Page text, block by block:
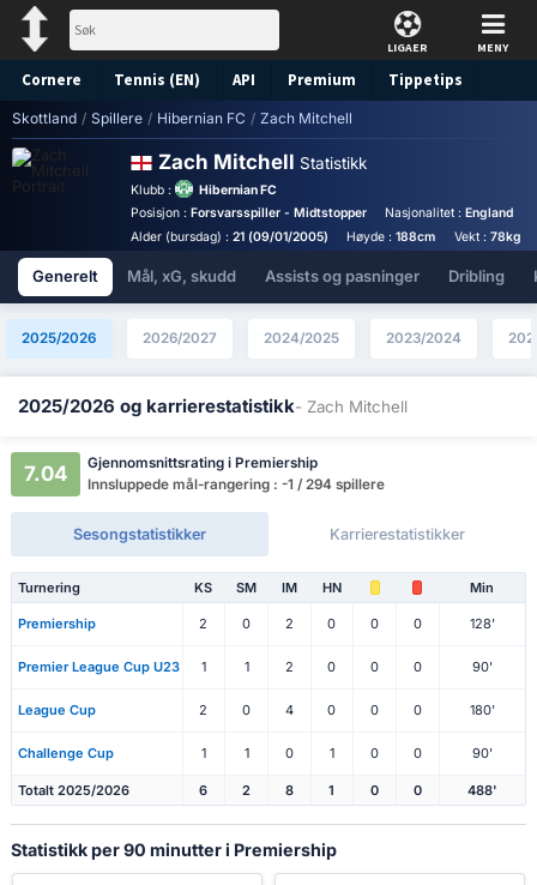
LIGAER MENY
Cornere Tennis (EN) API Premium Tippetips
Skottland / Spillere / Hibernian FC / Zach Mitchell
Zach Mitchell Statistikk
Klubb :
Hibernian FC
Posisjon : Forsvarsspiller - Midtstopper Nasjonalitet :England
Alder (bursdag) : 21 (09/01/2005) Høyde :188cm Vekt : 78kg
Generelt Mål, xG, skudd Assists og pasninger Dribling
2025/2026 2026/2027 2024/2025 2023/2024
2025/2026 og karrierestatistikk- Zach Mitchell
7.04
Gjennomsnittsrating i Premiership
Innsluppede mål-rangering : -1 / 294 spillere
Sesongstatistikker Karrierestatistikker
Turnering KS SM IM HN Min
Premiership 2 0 2 0 0 0 128'
Premier League Cup U23 1 1 2 0 0 0 90'
League Cup 2 0 4 0 0 0 180'
Challenge Cup 1 1 0 1 0 0 90'
Totalt 2025/2026 6 2 8 1 0 0 488'
Statistikk per 90 minutter i Premiership